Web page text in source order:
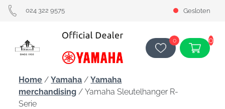
024 322 9575 Gesloten
0 0
Home /Yamaha /Yamaha
merchandising / Yamaha Sleutelhanger R-
Serie